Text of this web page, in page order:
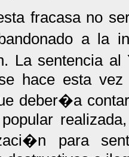
fracasa no
a la
La sentencia
hace esta
deber�a
para